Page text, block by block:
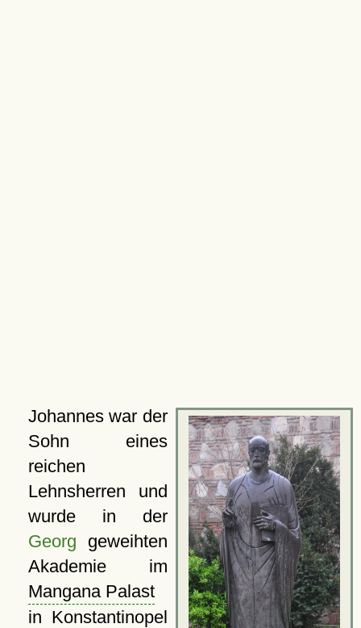
Johannes war der
Sohn eines
reichen
Lehnsherren und
wurde in der
Georg geweihten
Akademie im
Mangana Palast
in Konstantinopel